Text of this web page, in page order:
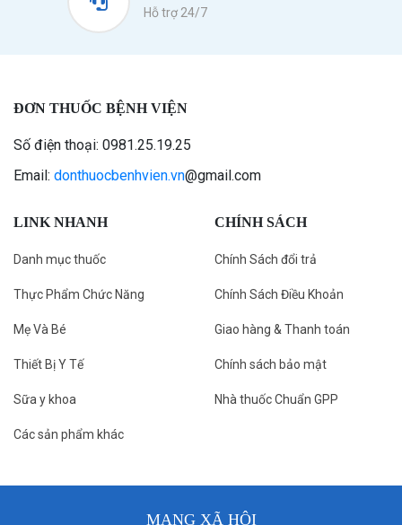
Hỗ trợ 24/7
ĐƠN THUỐC BỆNH VIỆN
Số điện thoại: 0981.25.19.25
Email: donthuocbenhvien.vn@gmail.com
LINK NHANH
Danh mục thuốc
Thực Phẩm Chức Năng
Mẹ Và Bé
Thiết Bị Y Tế
Sữa y khoa
Các sản phẩm khác
CHÍNH SÁCH
Chính Sách đổi trả
Chính Sách Điều Khoản
Giao hàng & Thanh toán
Chính sách bảo mật
Nhà thuốc Chuẩn GPP
MẠNG XÃ HỘI